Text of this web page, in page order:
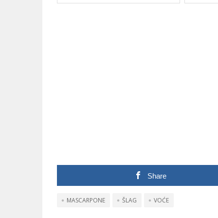
Share
MASCARPONE ŠLAG VOĆE